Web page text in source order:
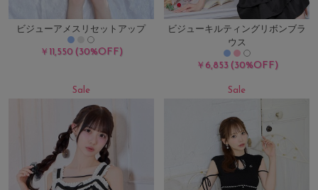
ビジューアメスリセットアップ
￥11,550(30%OFF)
ビジューキルティングリボンブラ
ウス
￥6,853 (30%OFF)
Sale Sale